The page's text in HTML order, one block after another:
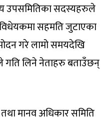
उपसमितिका सदस्यहरुले
सहमति जुटाएका
गरे लामो समयदेखि
लिने नेताहरु बताउँछन्